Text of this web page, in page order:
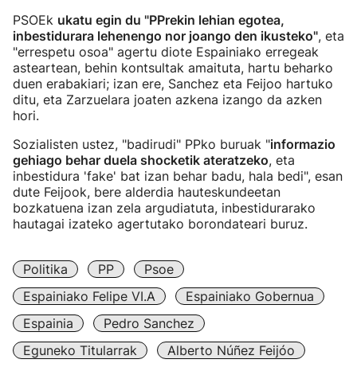
PSOEk ukatu egin du "PPrekin lehian egotea,
inbestidurara lehenengo nor joango den ikusteko", eta
"errespetu osoa" agertu diote Espainiako erregeak
asteartean, behin kontsultak amaituta, hartu beharko
duen erabakiari; izan ere, Sanchez eta Feijoo hartuko
ditu, eta Zarzuelara joaten azkena izango da azken
hori.
Sozialisten ustez, "badirudi" PPko buruak "informazio
gehiago behar duela shocketik ateratzeko, eta
inbestidura 'fake' bat izan behar badu, hala bedi", esan
dute Feijook, bere alderdia hauteskundeetan
bozkatuena izan zela argudiatuta, inbestidurarako
hautagai izateko agertutako borondateari buruz.
Politika PP
Psoe
Espainiako Felipe VI.a
Espainiako Gobernua
Espainia
Pedro Sanchez
Eguneko Titularrak
Alberto Núñez Feijóo